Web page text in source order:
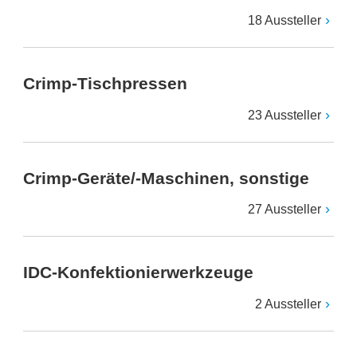
18 Aussteller
Crimp-Tischpressen
23 Aussteller
Crimp-Geräte/-Maschinen, sonstige
27 Aussteller
IDC-Konfektionierwerkzeuge
2 Aussteller